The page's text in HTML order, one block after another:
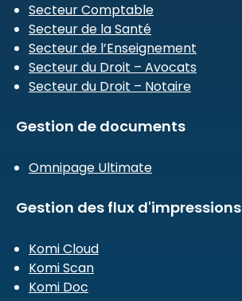
Secteur Comptable
Secteur de la Santé
Secteur de l’Enseignement
Secteur du Droit – Avocats
Secteur du Droit – Notaire
Gestion de documents
Omnipage Ultimate
Gestion des flux d'impressions
Komi Cloud
Komi Scan
Komi Doc